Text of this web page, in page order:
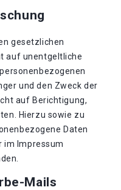
gesetzlichen
auf unentgeltliche
und den Zweck der
auf Berichtigung,
Hierzu sowie zu
Daten
im Impressum
Mails